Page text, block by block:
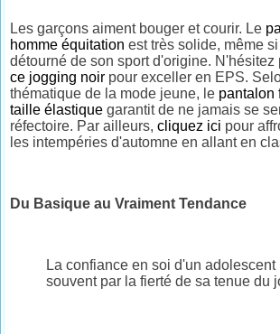
Les garçons aiment bouger et courir. Le
homme équitation est très solide, même
détourné de son sport d'origine.
ce jogging noir pour exceller en EPS.
thématique de la mode jeune, le pantalon
taille élastique garantit de ne jamais se
réfectoire. Par ailleurs,cliquez ici pour
les intempéries d'automne en allant en
Du Basique au Vraiment Tendance
La confiance en soi d'un adolescent
souvent par la fierté de sa tenue du